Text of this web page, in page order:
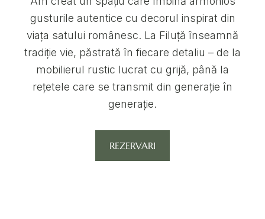
gusturile autentice cu decorul inspirat din
viața satului românesc. La Filuță înseamnă
tradiție vie, păstrată în fiecare detaliu – de la
mobilierul rustic lucrat cu grijă, până la
rețetele care se transmit din generație în
generație.
REZERVARI